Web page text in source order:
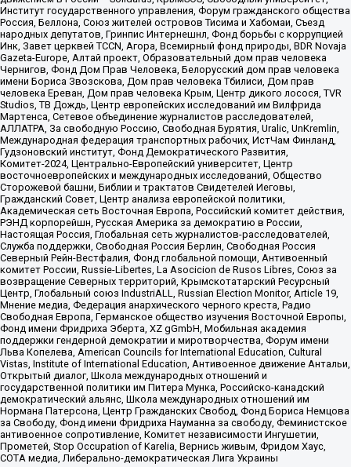
Институт государственного управления, Форум гражданского общества
Россия, Беллона, Союз жителей островов Тисима и Хабомаи, Съезд
народных депутатов, Гринпис Интернешнл, Фонд борьбы с коррупцией
Инк, Завет церквей TCCN, Агора, Всемирный фонд природы, BDR Novaja
Gazeta-Europe, Алтай проект, Образовательный дом прав человека
Чернигов, Фонд Дом Прав Человека, Белорусский дом прав человека
имени Бориса Звозскова, Дом прав человека Тбилиси, Дом прав
человека Ереван, Дом прав человека Крым, Центр дикого лосося, TVR
Studios, ТВ Дождь, Центр европейских исследований им Вилфрида
Мартенса, Сетевое объединение журналистов расследователей,
АЛЛАТРА, За свободную Россию, Свободная Бурятия, Uralic, UnKremlin,
Международная федерация транспортных рабочих, ИстЧам Финланд,
Гудзоновский институт, Фонд Демократического Развития,
Комитет-2024, Центрально-Европейский университет, Центр
восточноевропейских и международных исследований, Общество
Сторожевой башни, Библии и трактатов Свидетелей Иеговы,
Гражданский Совет, Центр анализа европейской политики,
Академическая сеть Восточная Европа, Российский комитет действия,
РЭНД корпорейшн, Русская Америка за демократию в России,
Настоящая Россия, Глобальная сеть журналистов-расследователей,
Служба поддержки, Свободная Россия Берлин, Свободная Россия
Северный Рейн-Вестфалия, Фонд глобальной помощи, Антивоенный
комитет России, Russie-Libertes, La Asocicion de Rusos Libres, Союз за
возвращение Северных территорий, Крымскотатарский Ресурсный
Центр, Глобальный союз IndustriALL, Russian Election Monitor, Article 19,
Мнение медиа, Федерация анархического черного креста, Радио
Свободная Европа, Германское общество изучения Восточной Европы,
Фонд имени Фридриха Эберта, XZ gGmbH, Мобильная академия
поддержки гендерной демократии и миротворчества, Форум имени
Льва Копелева, American Councils for International Education, Cultural
Vistas, Institute of International Education, Антивоенное движение Антальи,
Открытый диалог, Школа международных отношений и
государственной политики им Питера Мунка, Российско-канадский
демократический альянс, Школа международных отношений им
Нормана Патерсона, Центр Гражданских Свобод, Фонд Бориса Немцова
за Свободу, Фонд имени Фридриха Науманна за свободу, Феминистское
антивоенное сопротивление, Комитет независимости Ингушетии,
Прометей, Stop Occupation of Karelia, Вернись живым, Фридом Хаус,
СОТА медиа, Либерально-демократическая Лига Украины